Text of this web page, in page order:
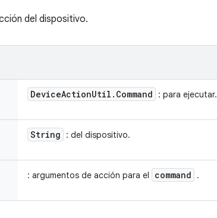
del dispositivo.
DeviceActionUtil . Command : para ejecutar.
String : del dispositivo.
: argumentos de acción para el command .